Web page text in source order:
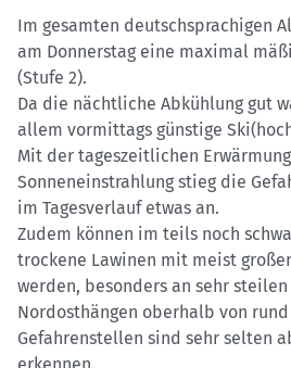
Im gesamten deutschsprachigen
am Donnerstag eine maximal
(Stufe 2).
Da die nächtliche Abkühlung gut
allem vormittags günstige
Mit der tageszeitlichen
Sonneneinstrahlung stieg die
im Tagesverlauf etwas an.
Zudem können im teils noch
trockene Lawinen mit meist
werden, besonders an sehr
Nordosthängen oberhalb von rund
Gefahrenstellen sind sehr selten